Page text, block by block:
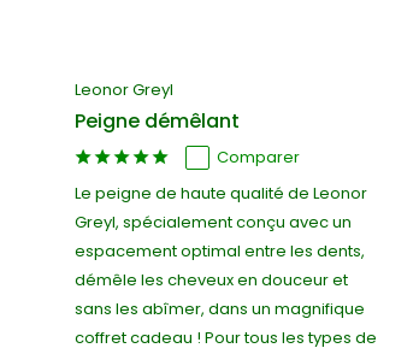
Leonor Greyl
Peigne démêlant
Comparer
Le peigne de haute qualité de Leonor
Greyl, spécialement conçu avec un
espacement optimal entre les dents,
démêle les cheveux en douceur et
sans les abîmer, dans un magnifique
coffret cadeau ! Pour tous les types de